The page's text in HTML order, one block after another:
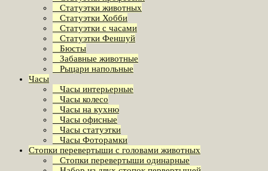
Статуэтки животных
Статуэтки Хобби
Статуэтки с часами
Статуэтки Феншуй
Бюсты
Забавные животные
Рыцари напольные
Часы
Часы интерьерные
Часы колесо
Часы на кухню
Часы офисные
Часы статуэтки
Часы Фоторамки
Стопки перевертыши с головами животных
Стопки перевертыши одинарные